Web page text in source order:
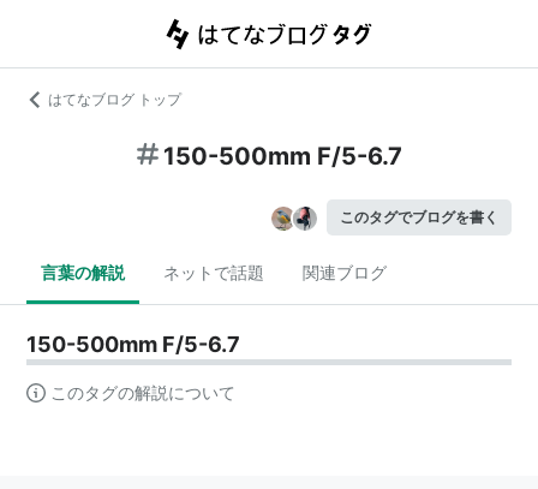
はてなブログ トップ
150-500mm F/5-6.7
このタグでブログを書く
言葉の解説 ネットで話題 関連ブログ
150-500mm F/5-6.7
このタグの解説について